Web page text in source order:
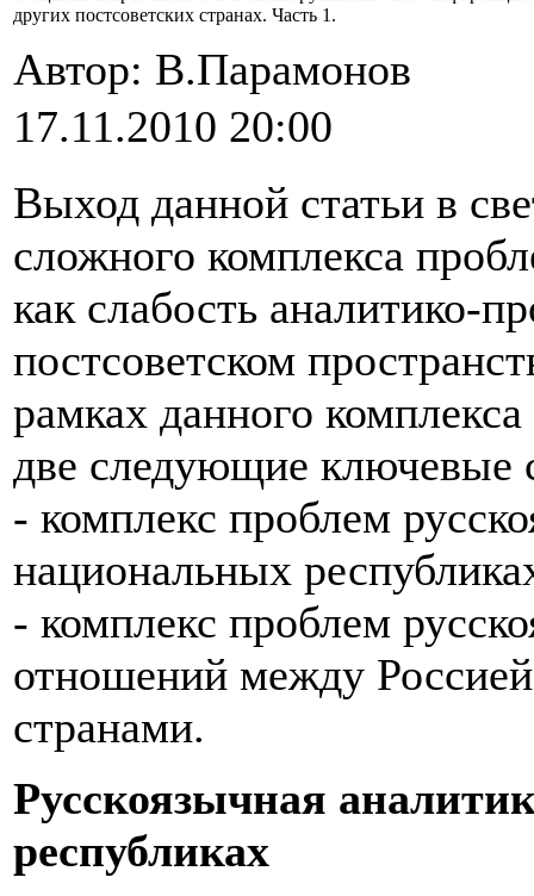
других постсоветских странах. Часть 1.
Автор: В.Парамонов
17.11.2010 20:00
Выход данной статьи в
сложного комплекса
как слабость аналитико-
постсоветском
рамках данного
две следующие ключевые
- комплекс проблем
национальных
- комплекс проблем
отношений между
странами.
Русскоязычная
республиках